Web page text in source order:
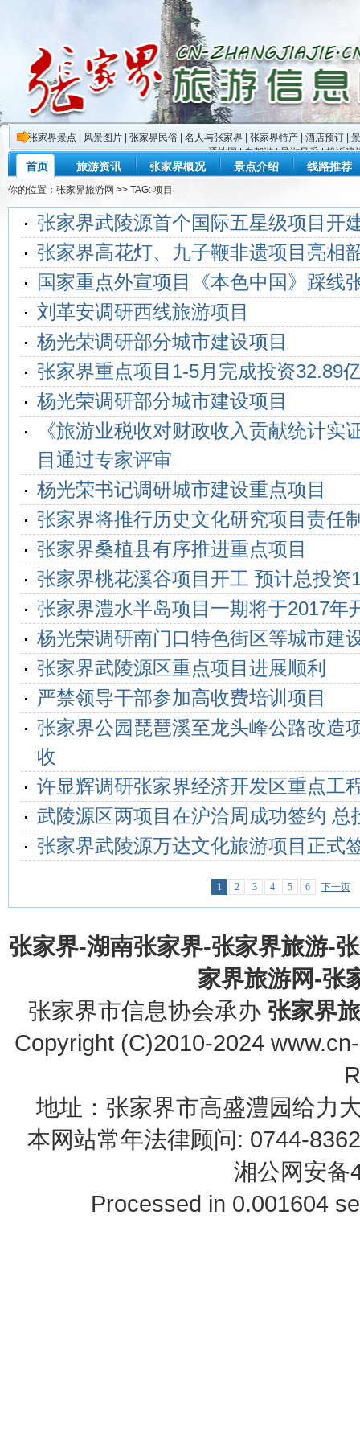
张家界景点 风景图片 张家界民俗 名人与张家界 张家界特产 酒店预订
通地图|自驾游|导游风采|投诉建
首页 旅游资讯 张家界概况 景点介绍 线路推荐
你的位置： 张家界旅游网 >> TAG: 项目
张家界武陵源首个国际五星级项目开
张家界高花灯、九子鞭非遗项目亮相
国家重点外宣项目《本色中国》踩线
刘革安调研西线旅游项目
杨光荣调研部分城市建设项目
张家界重点项目1-5月完成投资32.89
杨光荣调研部分城市建设项目
《旅游业税收对财政收入贡献统计实
目通过专家评审
杨光荣书记调研城市建设重点项目
张家界将推行历史文化研究项目责任
张家界桑植县有序推进重点项目
张家界桃花溪谷项目开工 预计总投资
张家界澧水半岛项目一期将于2017年
杨光荣调研南门口特色街区等城市建
张家界武陵源区重点项目进展顺利
严禁领导干部参加高收费培训项目
张家界公园琵琶溪至龙头峰公路改造
收
许显辉调研张家界经济开发区重点工
武陵源区两项目在沪洽周成功签约 总
张家界武陵源万达文化旅游项目正式
1 2 3 4 5 6 下一页
张家界-湖南张家界-张家界旅游-
家界旅游网-张
张家界市信息协会承办 张家界
Copyright (C)2010-2024
地址：张家界市高盛澧园给力
本网站常年法律顾问: 0744-
湘公网安备
Processed in 0.001604